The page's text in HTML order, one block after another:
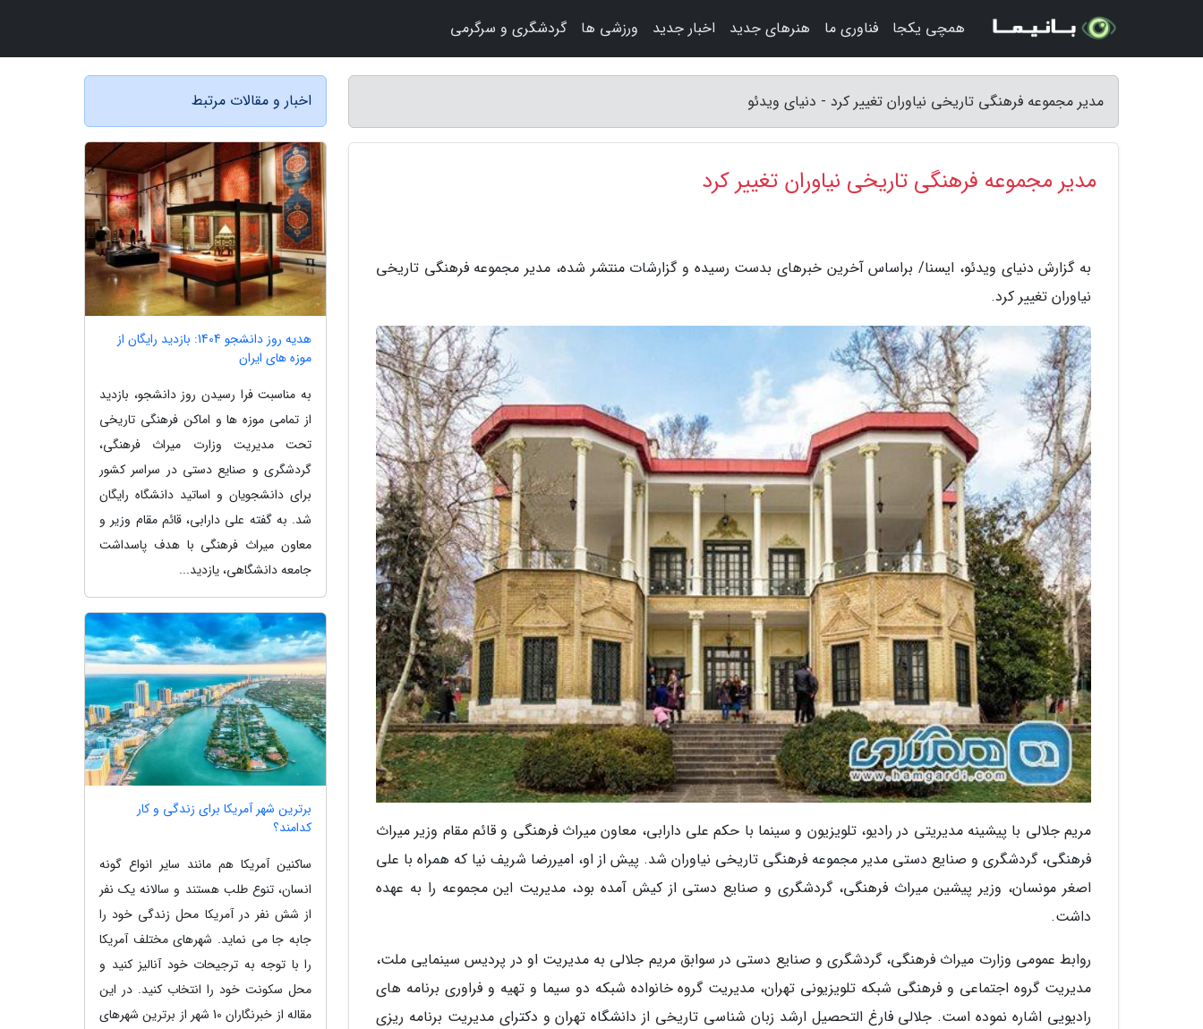
مدیر مجموعه فرهنگی تاریخی نیاوران تغییر کرد - دنیای ویدئو
مدیر مجموعه فرهنگی تاریخی نیاوران تغییر کرد
به گزارش دنیای ویدئو، ایسنا/ براساس آخرین خبرهای بدست رسیده و گزارشات منتشر شده، مدیر مجموعه فرهنگی تاریخی
نیاوران تغییر کرد.
مریم جلالی با پیشینه مدیریتی در رادیو، تلویزیون و سینما با حکم علی دارابی، معاون میراث فرهنگی و قائم مقام وزیر میراث
فرهنگی، گردشگری و صنایع دستی مدیر مجموعه فرهنگی تاریخی نیاوران شد. پیش از او، امیررضا شریف نیا که همراه با علی
اصغر مونسان، وزیر پیشین میراث فرهنگی، گردشگری و صنایع دستی از کیش آمده بود، مدیریت این مجموعه را به عهده
داشت.
روابط عمومی وزارت میراث فرهنگی، گردشگری و صنایع دستی در سوابق مریم جلالی به مدیریت او در پردیس سینمایی ملت،
مدیریت گروه اجتماعی و فرهنگی شبکه تلویزیونی تهران، مدیریت گروه خانواده شبکه دو سیما و تهیه و فراوری برنامه های
رادیویی اشاره نموده است. جلالی فارغ التحصیل ارشد زبان شناسی تاریخی از دانشگاه تهران و دکترای مدیریت برنامه ریزی
اخبار و مقالات مرتبط
هدیه روز دانشجو 1404: بازدید رایگان از
موزه های ایران
به مناسبت فرا رسیدن روز دانشجو، بازدید
از تمامی موزه ها و اماکن فرهنگی تاریخی
تحت مدیریت وزارت میراث فرهنگی،
گردشگری و صنایع دستی در سراسر کشور
برای دانشجویان و اساتید دانشگاه رایگان
شد. به گفته علی دارابی، قائم مقام وزیر و
معاون میراث فرهنگی با هدف پاسداشت
جامعه دانشگاهی، یازدید...
برترین شهر آمریکا برای زندگی و کار
کدامند؟
ساکنین آمریکا هم مانند سایر انواع گونه
انسان، تنوع طلب هستند و سالانه یک نفر
از شش نفر در آمریکا محل زندگی خود را
جابه جا می نماید. شهرهای مختلف آمریکا
را با توجه به ترجیحات خود آنالیز کنید و
محل سکونت خود را انتخاب کنید. در این
مقاله از خبرنگاران 10 شهر از برترین شهرهای
همچی یکجا فناوری ما هنرهای جدید اخبار جدید ورزشی ها گردشگری و سرگرمی